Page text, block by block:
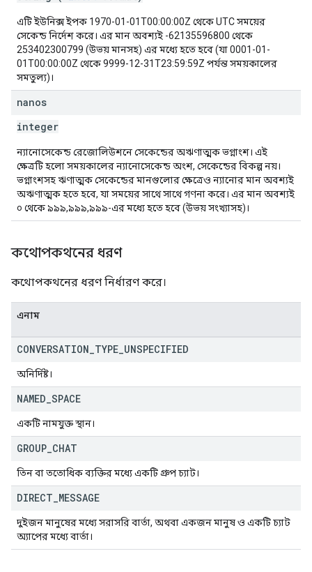
এটি ইউনিক্স ইপক 1970-01-01T00:00:00Z থেকে UTC সময়ের
সেকেন্ড নির্দেশ করে। এর মান অবশ্যই -62135596800 থেকে
253402300799 (উভয় মানসহ) এর মধ্যে হতে হবে (যা 0001-01-
01T00:00:00Z থেকে 9999-12-31T23:59:59Z পর্যন্ত সময়কালের
সমতুল্য)।
nanos
integer
ন্যানোসেকেন্ড রেজোলিউশনে সেকেন্ডের অঋণাত্মক ভগ্নাংশ। এই
ক্ষেত্রটি হলো সময়কালের ন্যানোসেকেন্ড অংশ, সেকেন্ডের বিকল্প নয়।
ভগ্নাংশসহ ঋণাত্মক সেকেন্ডের মানগুলোর ক্ষেত্রেও ন্যানোর মান অবশ্যই
অঋণাত্মক হতে হবে, যা সময়ের সাথে সাথে গণনা করে। এর মান অবশ্যই
০ থেকে ৯৯৯,৯৯৯,৯৯৯-এর মধ্যে হতে হবে (উভয় সংখ্যাসহ)।
কথোপকথনের ধরণ
কথোপকথনের ধরণ নির্ধারণ করে।
এনাম
CONVERSATION TYPE UNSPECIFIED
অনির্দিষ্ট।
NAMED SPACE
একটি নামযুক্ত স্থান।
GROUP CHAT
তিন বা ততোধিক ব্যক্তির মধ্যে একটি গ্রুপ চ্যাট।
DIRECT MESSAGE
দুইজন মানুষের মধ্যে সরাসরি বার্তা, অথবা একজন মানুষ ও একটি চ্যাট
অ্যাপের মধ্যে বার্তা।